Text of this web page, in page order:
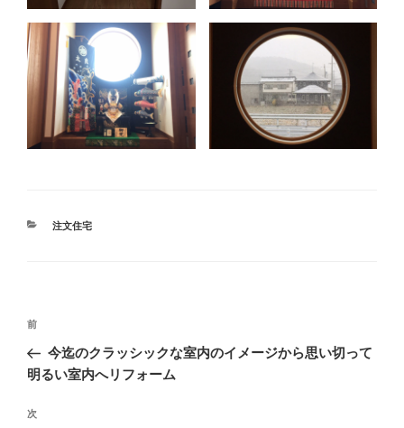
カ
注文住宅
投
ナ
ゲ
前
の
投
前
今迄のクラッシックな室内のイメージから思い切って
明るい室内へリフォーム
次
次